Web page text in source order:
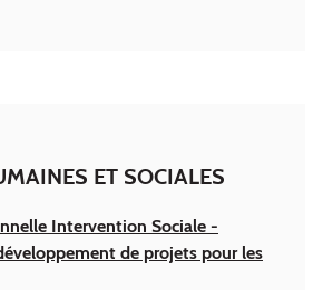
ET SOCIALES
Intervention Sociale -
de projets pour les